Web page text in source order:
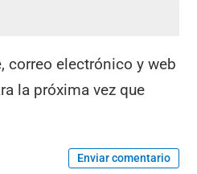
correo electrónico y web
la próxima vez que
Enviar comentario